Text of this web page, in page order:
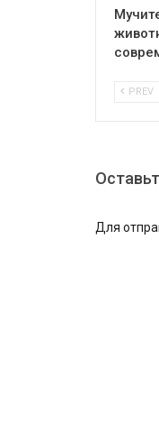
PREV
Для